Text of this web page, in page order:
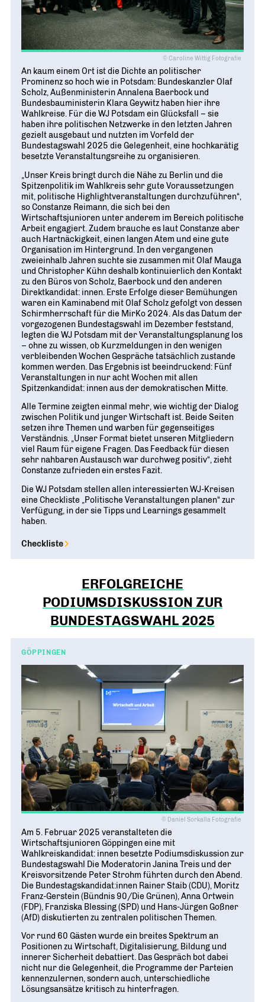
Geschichte
70 JAHRE WJD
Partner
NETZWERKE WELTWEIT
Partner
Deutsche Industrie- und Handelskammer (DIHK)
Junior Chamber International (JCI)
G20 Young Entrepreneurs‘ Alliance
WIRTSCHAFT TRIFFT POLITIK
WJD Training
WJD TRAINING
BERUFSEINSTIEG ERLEICHTERN
Wirtschaftswissen im Wettbewerb (w³)
WIRTSCHAFTSQUIZ FÜR SCHÜLER
CYE
CREATIVE YOUNG ENTREPRENEUR
Beruf und Familie
Bildung und Fachkräfte
Energie und Nachhaltigkeit
POSITIONSPAPIERE, BROSCHÜREN
Magazin
DIE JUNGE WIRTSCHAFT
© Caroline Wittig Fotografie
An kaum einem Ort ist die Dichte an politischer
Prominenz so hoch wie in Potsdam: Bundeskanzler Olaf
Scholz, Außenministerin Annalena Baerbock und
Bundesbauministerin Klara Geywitz haben hier ihre
Wahlkreise. Für die WJ Potsdam ein Glücksfall – sie
haben ihre politischen Netzwerke in den letzten Jahren
gezielt ausgebaut und nutzten im Vorfeld der
Bundestagswahl 2025 die Gelegenheit, eine hochkarätig
besetzte Veranstaltungsreihe zu organisieren.
„Unser Kreis bringt durch die Nähe zu Berlin und die
Spitzenpolitik im Wahlkreis sehr gute Voraussetzungen
mit, politische Highlightveranstaltungen durchzuführen“,
so Constanze Reimann, die sich bei den
Wirtschaftsjunioren unter anderem im Bereich politische
Arbeit engagiert. Zudem brauche es laut Constanze aber
auch Hartnäckigkeit, einen langen Atem und eine gute
Organisation im Hintergrund. In den vergangenen
zweieinhalb Jahren suchte sie zusammen mit Olaf Mauga
und Christopher Kühn deshalb kontinuierlich den Kontakt
zu den Büros von Scholz, Baerbock und den anderen
Direktkandidat: innen. Erste Erfolge dieser Bemühungen
waren ein Kaminabend mit Olaf Scholz gefolgt von dessen
Schirmherrschaft für die MirKo 2024. Als das Datum der
vorgezogenen Bundestagswahl im Dezember feststand,
legten die WJ Potsdam mit der Veranstaltungsplanung los
– ohne zu wissen, ob Kurzmeldungen in den wenigen
verbleibenden Wochen Gespräche tatsächlich zustande
kommen werden. Das Ergebnis ist beeindruckend: Fünf
Veranstaltungen in nur acht Wochen mit allen
Spitzenkandidat: innen aus der demokratischen Mitte.
Alle Termine zeigten einmal mehr, wie wichtig der Dialog
zwischen Politik und junger Wirtschaft ist. Beide Seiten
setzen ihre Themen und warben für gegenseitiges
Verständnis. „Unser Format bietet unseren Mitgliedern
viel Raum für eigene Fragen. Das Feedback für diesen
sehr nahbaren Austausch war durchweg positiv“, zieht
Constanze zufrieden ein erstes Fazit.
Die WJ Potsdam stellen allen interessierten WJ-Kreisen
eine Checkliste „Politische Veranstaltungen planen“ zur
Verfügung, in der sie Tipps und Learnings gesammelt
haben.
Checkliste
ERFOLGREICHE
PODIUMSDISKUSSION ZUR
BUNDESTAGSWAHL 2025
GÖPPINGEN
© Daniel Sorkalla Fotografie
Am 5. Februar 2025 veranstalteten die
Wirtschaftsjunioren Göppingen eine mit
Wahlkreiskandidat: innen besetzte Podiumsdiskussion zur
Bundestagswahl Die Moderatorin Janina Treis und der
Kreisvorsitzende Peter Strohm führten durch den Abend.
Die Bundestagskandidat:innen Rainer Staib (CDU), Moritz
Franz-Gerstein (Bündnis 90/Die Grünen), Anna Ortwein
(FDP), Franziska Blessing (SPD) und Hans-Jürgen Goßner
(AfD) diskutierten zu zentralen politischen Themen.
Vor rund 60 Gästen wurde ein breites Spektrum an
Positionen zu Wirtschaft, Digitalisierung, Bildung und
innerer Sicherheit debattiert. Das Gespräch bot dabei
nicht nur die Gelegenheit, die Programme der Parteien
kennenzulernen, sondern auch, unterschiedliche
Lösungsansätze kritisch zu hinterfragen.